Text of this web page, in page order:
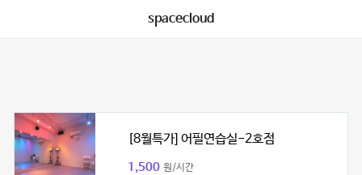
spacecloud
[8월특가] 어필연습실-2호점
1,500 원/시간